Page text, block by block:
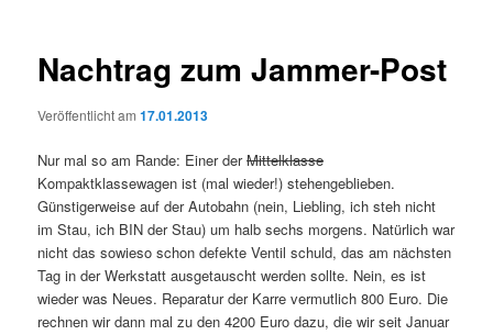
Nachtrag zum Jammer-Post
Veröffentlicht am17.01.2013
Nur mal so am Rande: Einer derMittelklasse
Kompaktklassewagen ist (mal wieder!) stehengeblieben.
Günstigerweise auf der Autobahn (nein, Liebling, ich steh nicht
im Stau, ich BIN der Stau) um halb sechs morgens. Natürlich war
nicht das sowieso schon defekte Ventil schuld, das am nächsten
Tag in der Werkstatt ausgetauscht werden sollte. Nein, es ist
wieder was Neues. Reparatur der Karre vermutlich 800 Euro. Die
rechnen wir dann mal zu den 4200 Euro dazu, die wir seit Januar